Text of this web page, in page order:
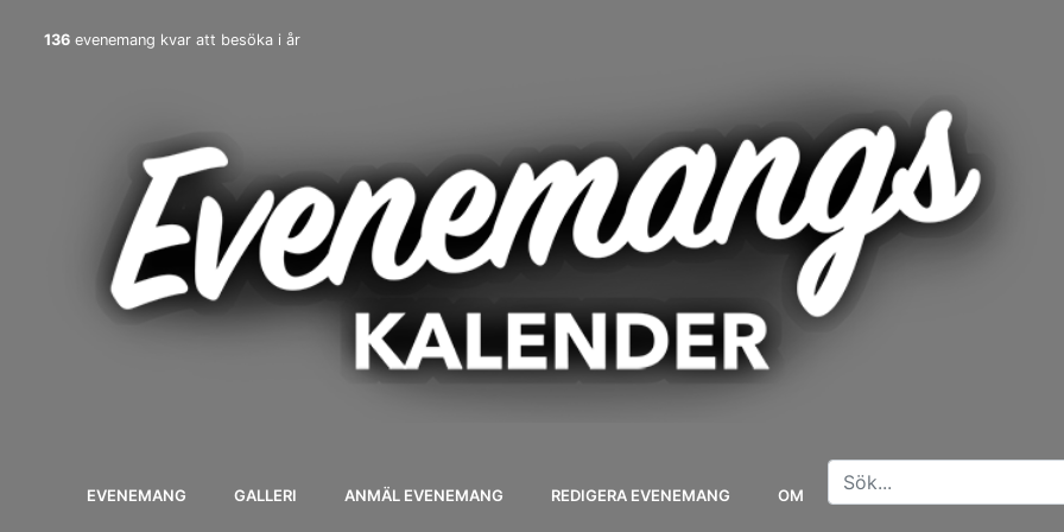
136 evenemang kvar att besöka i år
EVENEMANG GALLERI ANMÄL EVENEMANG REDIGERA EVENEMANG OM